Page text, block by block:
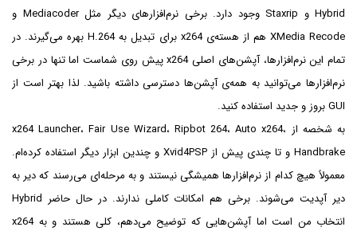
Hybrid و Staxrip وجود دارد. برخی نرم‌افزارهای دیگر مثل Mediacoder و
XMedia Recode هم از هسته‌ی x264 برای تبدیل به H.264 بهره می‌گیرند. در
تمام این نرم‌افزارها، آپشن‌های اصلی x264 پیش روی شماست اما تنها در برخی
نرم‌افزارها می‌توانید به همه‌ی آپشن‌ها دسترسی داشته باشید. لذا بهتر است از
GUI بروز و جدید استفاده کنید.
به شخصه از x264 Launcher، Fair Use Wizard، Ripbot 264، Auto x264،
Handbrake و تا چندی پیش از Xvid4PSP و چندین ابزار دیگر استفاده کرده‌ام.
معمولاً هیچ کدام از نرم‌افزارها همیشگی نیستند و به مرحله‌ای می‌رسند که دیر به
دیر آپدیت می‌شوند. برخی هم امکانات کاملی ندارند. در حال حاضر Hybrid
انتخاب من است اما آپشن‌هایی که توضیح می‌دهم، کلی هستند و به x264